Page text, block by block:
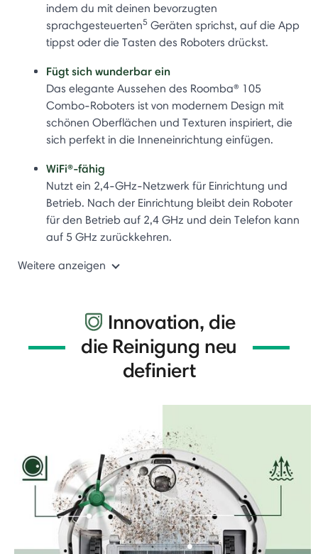
indem du mit deinen bevorzugten
sprachgesteuerten5 Geräten sprichst, auf die App
tippst oder die Tasten des Roboters drückst.
Fügt sich wunderbar ein
Das elegante Aussehen des Roomba® 105
Combo-Roboters ist von modernem Design mit
schönen Oberflächen und Texturen inspiriert, die
sich perfekt in die Inneneinrichtung einfügen.
WiFi®-fähig
Nutzt ein 2,4-GHz-Netzwerk für Einrichtung und
Betrieb. Nach der Einrichtung bleibt dein Roboter
für den Betrieb auf 2,4 GHz und dein Telefon kann
auf 5 GHz zurückkehren.
Weitere anzeigen
Innovation, die
die Reinigung neu
definiert